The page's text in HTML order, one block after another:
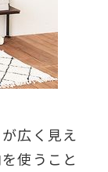
広く見え
使うこと